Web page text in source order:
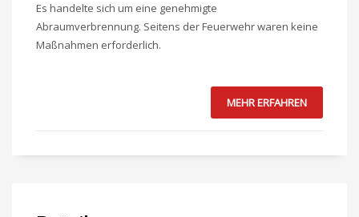
Es handelte sich um eine genehmigte
Abraumverbrennung. Seitens der Feuerwehr waren keine
Maßnahmen erforderlich.
MEHR ERFAHREN